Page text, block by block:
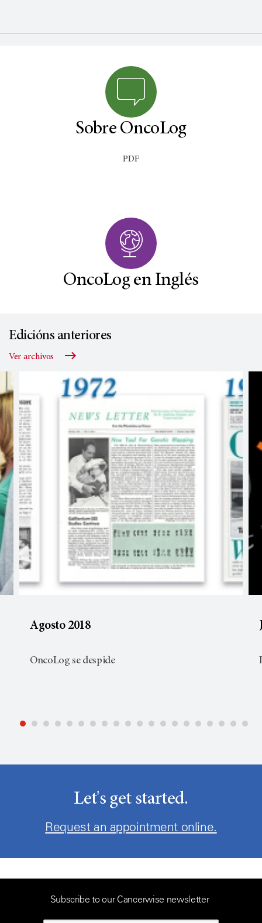
Sobre OncoLog
PDF
OncoLog en Inglés
Edicións anteriores
Ver archivos
Agosto 2018
OncoLog se despide
Let's get started.
Request an appointment online.
Subscribe to our Cancerwise newsletter